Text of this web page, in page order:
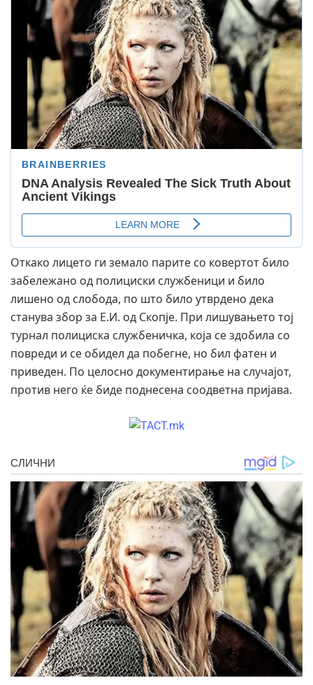
Откако лицето ги земало парите со ковертот било
забележано од полициски службеници и било
лишено од слобода, по што било утврдено дека
станува збор за Е.И. од Скопје. При лишувањето тој
турнал полициска службеничка, која се здобила со
повреди и се обидел да побегне, но бил фатен и
приведен. По целосно документирање на случајот,
против него ќе биде поднесена соодветна пријава.